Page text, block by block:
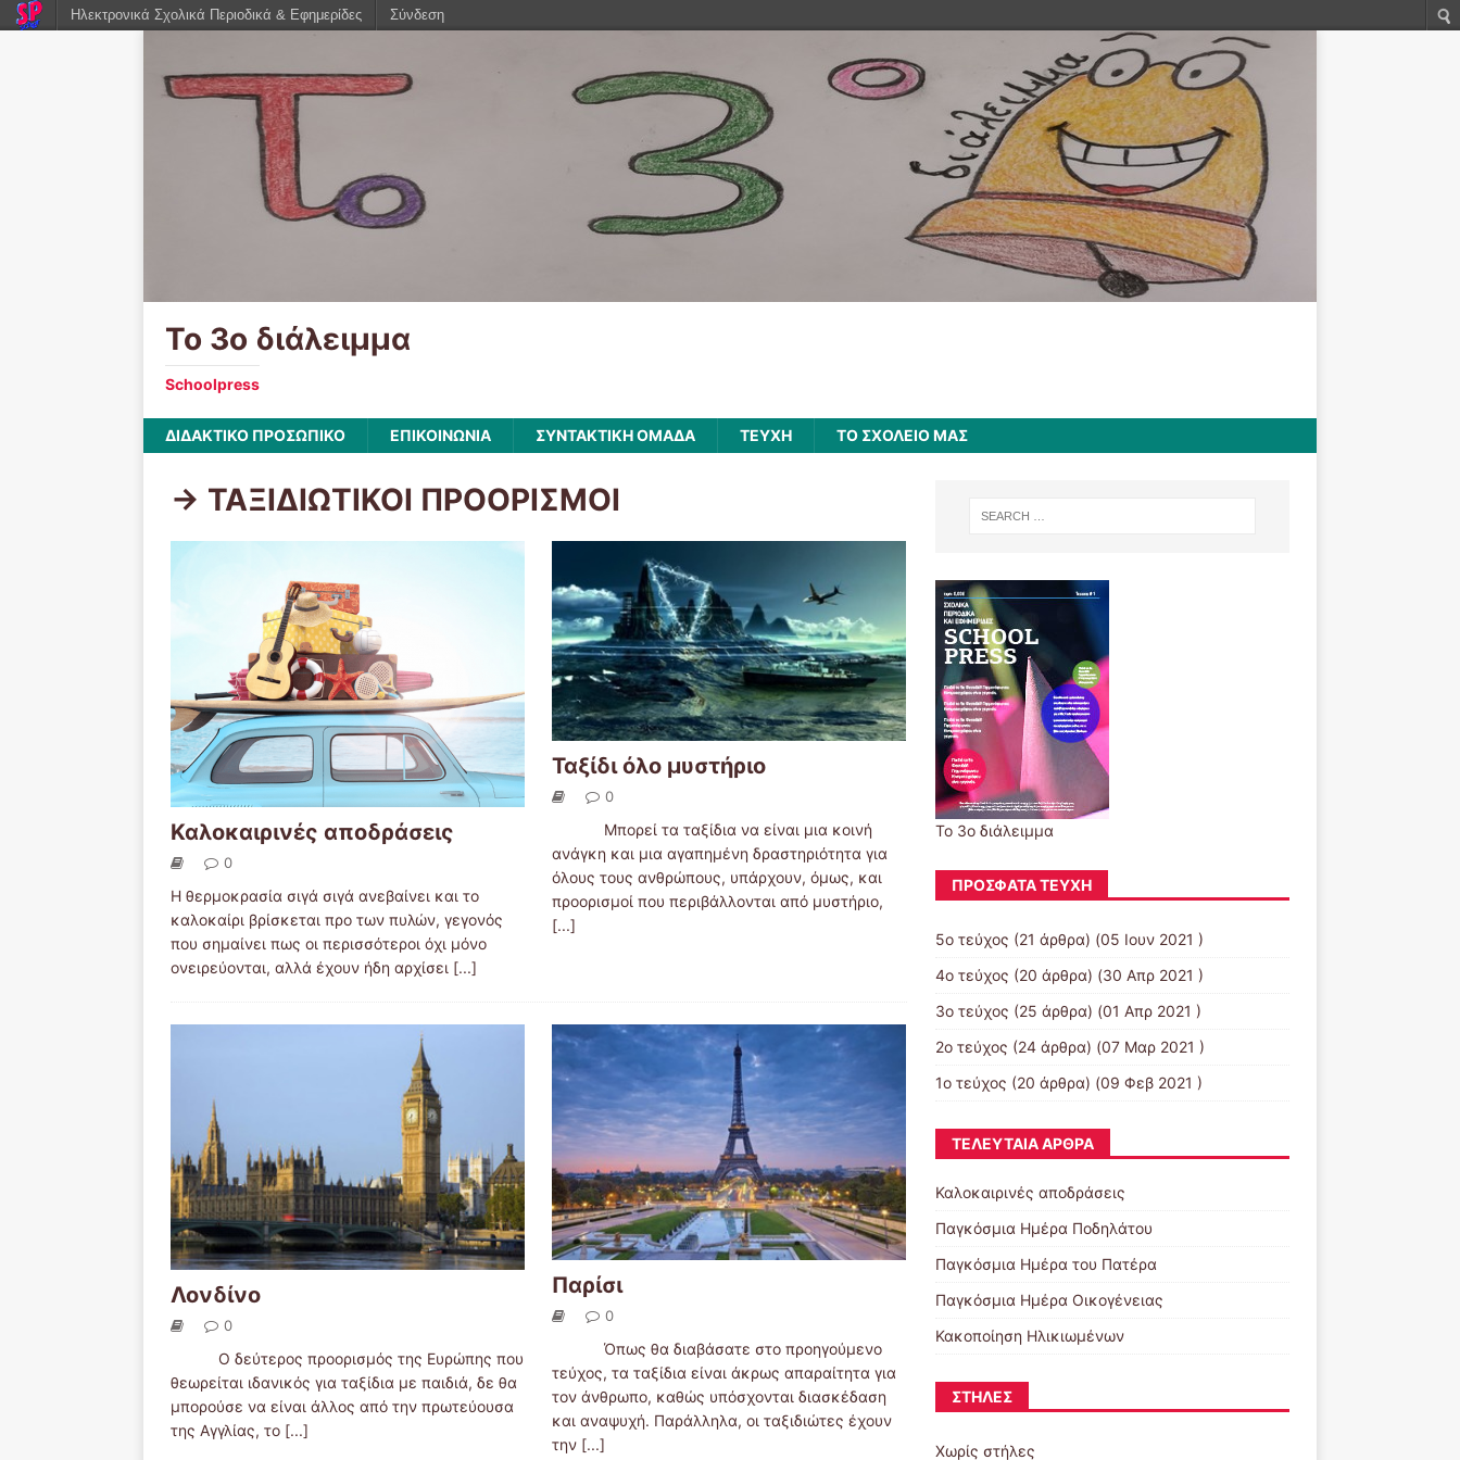
Το 3ο διάλειμμα
Schoolpress
ΔΙΔΑΚΤΙΚΟ ΠΡΟΣΩΠΙΚΟ ΕΠΙΚΟΙΝΩΝΙΑ ΣΥΝΤΑΚΤΙΚΗ ΟΜΑΔΑ ΤΕΥΧΗ ΤΟ ΣΧΟΛΕΙΟ ΜΑΣ
-> ΤΑΞΙΔΙΩΤΙΚΟΙ ΠΡΟΟΡΙΣΜΟΙ
Καλοκαιρινές αποδράσεις
0
Η θερμοκρασία σιγά σιγά ανεβαίνει και το
καλοκαίρι βρίσκεται προ των πυλών, γεγονός
που σημαίνει πως οι περισσότεροι όχι μόνο
ονειρεύονται, αλλά έχουν ήδη αρχίσει [...]
Ταξίδι όλο μυστήριο
0
Μπορεί τα ταξίδια να είναι μια κοινή
ανάγκη και μια αγαπημένη δραστηριότητα για
όλους τους ανθρώπους, υπάρχουν, όμως, και
προορισμοί που περιβάλλονται από μυστήριο,
[...]
Λονδίνο
0
Ο δεύτερος προορισμός της Ευρώπης που
θεωρείται ιδανικός για ταξίδια με παιδιά, δε θα
μπορούσε να είναι άλλος από την πρωτεύουσα
της Αγγλίας, το [...]
Παρίσι
0
Όπως θα διαβάσατε στο προηγούμενο
τεύχος, τα ταξίδια είναι άκρως απαραίτητα για
τον άνθρωπο, καθώς υπόσχονται διασκέδαση
και αναψυχή. Παράλληλα, οι ταξιδιώτες έχουν
την [...]
Το 3ο διάλειμμα
ΠΡΌΣΦΑΤΑ ΤΕΎΧΗ
5ο τεύχος (21 άρθρα) (05 Ιουν 2021 )
4ο τεύχος (20 άρθρα) (30 Απρ 2021 )
3ο τεύχος (25 άρθρα) (01 Απρ 2021 )
2ο τεύχος (24 άρθρα) (07 Μαρ 2021 )
1ο τεύχος (20 άρθρα) (09 Φεβ 2021 )
ΤΕΛΕΥΤΑΊΑ ΆΡΘΡΑ
Καλοκαιρινές αποδράσεις
Παγκόσμια Ημέρα Ποδηλάτου
Παγκόσμια Ημέρα του Πατέρα
Παγκόσμια Ημέρα Οικογένειας
Κακοποίηση Ηλικιωμένων
ΣΤΉΛΕΣ
Χωρίς στήλες
Ηλεκτρονικά Σχολικά Περιοδικά & Εφημερίδες Σύνδεση